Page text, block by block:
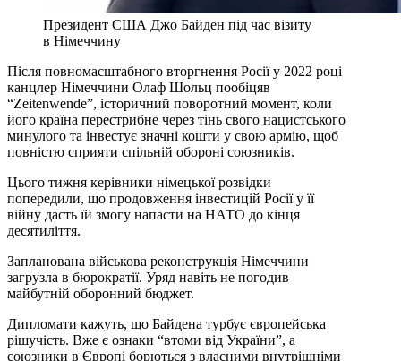
Президент США Джо Байден під час візиту
в Німеччину
Після повномасштабного вторгнення Росії у 2022 році
канцлер Німеччини Олаф Шольц пообіцяв
“Zeitenwende”, історичний поворотний момент, коли
його країна перестрибне через тінь свого нацистського
минулого та інвестує значні кошти у свою армію, щоб
повністю сприяти спільній обороні союзників.
Цього тижня керівники німецької розвідки
попередили, що продовження інвестицій Росії у її
війну дасть їй змогу напасти на НАТО до кінця
десятиліття.
Запланована військова реконструкція Німеччини
загрузла в бюрократії. Уряд навіть не погодив
майбутній оборонний бюджет.
Дипломати кажуть, що Байдена турбує європейська
рішучість. Вже є ознаки “втоми від України”, а
союзники в Європі борються з власними внутрішніми